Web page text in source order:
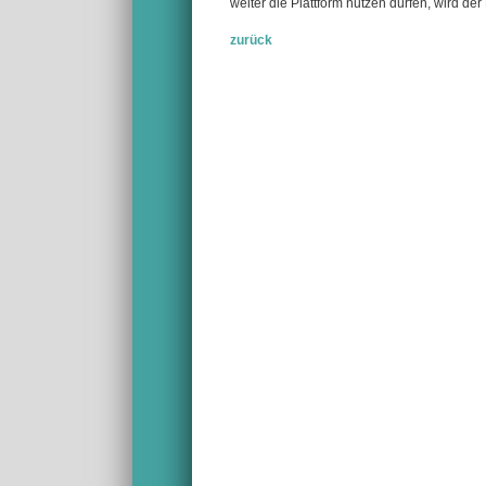
weiter die Plattform nutzen dürfen, wird
zurück